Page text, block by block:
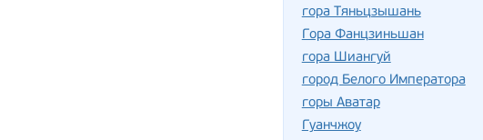
гора Тяньцзышань
Гора Фанцзиньшан
гора Шиангуй
город Белого Императора
горы Аватар
Гуанчжоу